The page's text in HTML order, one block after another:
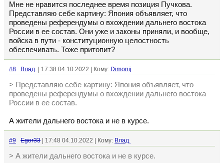
Мне не нравится последнее время позиция Пучкова.
Представляю себе картину: Япония объявляет, что
проведены референдумы о вхождении дальнего востока
России в ее состав. Они уже и законы приняли, и вообще,
войска в пути - конституционную целостность
обеспечивать. Тоже притопит?
#8 Влад. | 17:38 04.10.2022 | Кому: Dimonij
> Представляю себе картину: Япония объявляет, что
проведены референдумы о вхождении дальнего востока
России в ее состав.
А жители дальнего востока и не в курсе.
#9 Egor33 | 17:48 04.10.2022 | Кому: Влад.
> А жители дальнего востока и не в курсе.